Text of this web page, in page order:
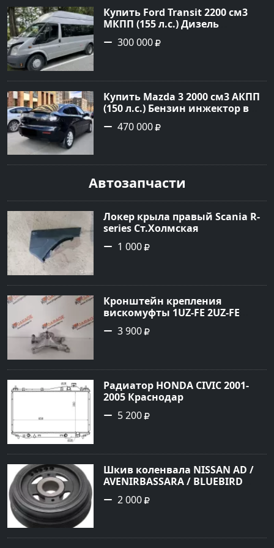
Купить Ford Transit 2200 см3
МКПП (155 л.с.) Дизель
турбонаддув в Тбилисская :
цвет Серебряный Фургон 2014
Авторынок23
300 000
Купить Mazda 3 2000 см3 АКПП
(150 л.с.) Бензин инжектор в
Геленджик : цвет Чёрный
Седан 2008 года по цене 470000
470 000
Автозапчасти
Локер крыла правый Scania R-
series Ст.Холмская
1 000
Кронштейн крепления
вискомуфты 1UZ-FE 2UZ-FE
Краснодар
3 900
Радиатор HONDA CIVIC 2001-
2005 Краснодар
5 200
Шкив коленвала NISSAN AD /
AVENIRBASSARA / BLUEBIRD
SYLPHY / MURANO / PRESAGE /
PRIMERA / SERENA / X-TRAIL
2 000